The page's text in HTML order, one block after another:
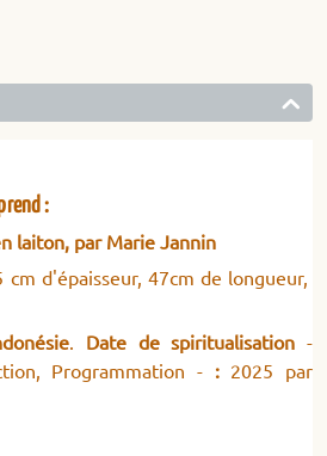
:
laiton, par Marie Jannin
cm d'épaisseur, 47cm de longueur,
. Date de spiritualisation-
Programmation - :2025 par